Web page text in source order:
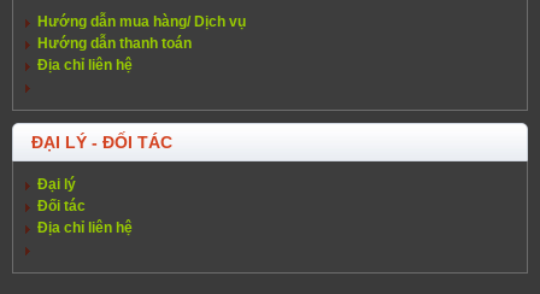
Hướng dẫn mua hàng/ Dịch vụ
Hướng dẫn thanh toán
Địa chỉ liên hệ
ĐẠI LÝ - ĐỐI TÁC
Đại lý
Đối tác
Địa chỉ liên hệ